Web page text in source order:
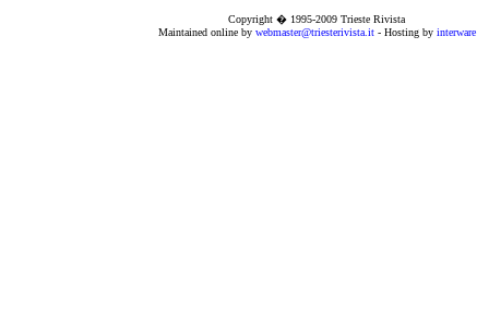
Copyright � 1995-2009 Trieste Rivista
Maintained online by webmaster@triesterivista.it- Hosting by interware